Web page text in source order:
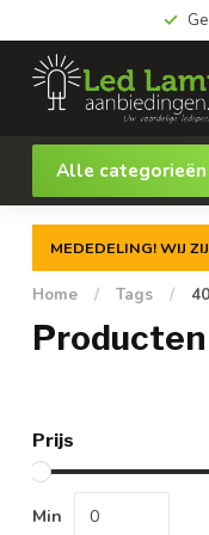
Alle categorieën
MEDEDELING! WIJ
Home / Tags /
Prijs
Min